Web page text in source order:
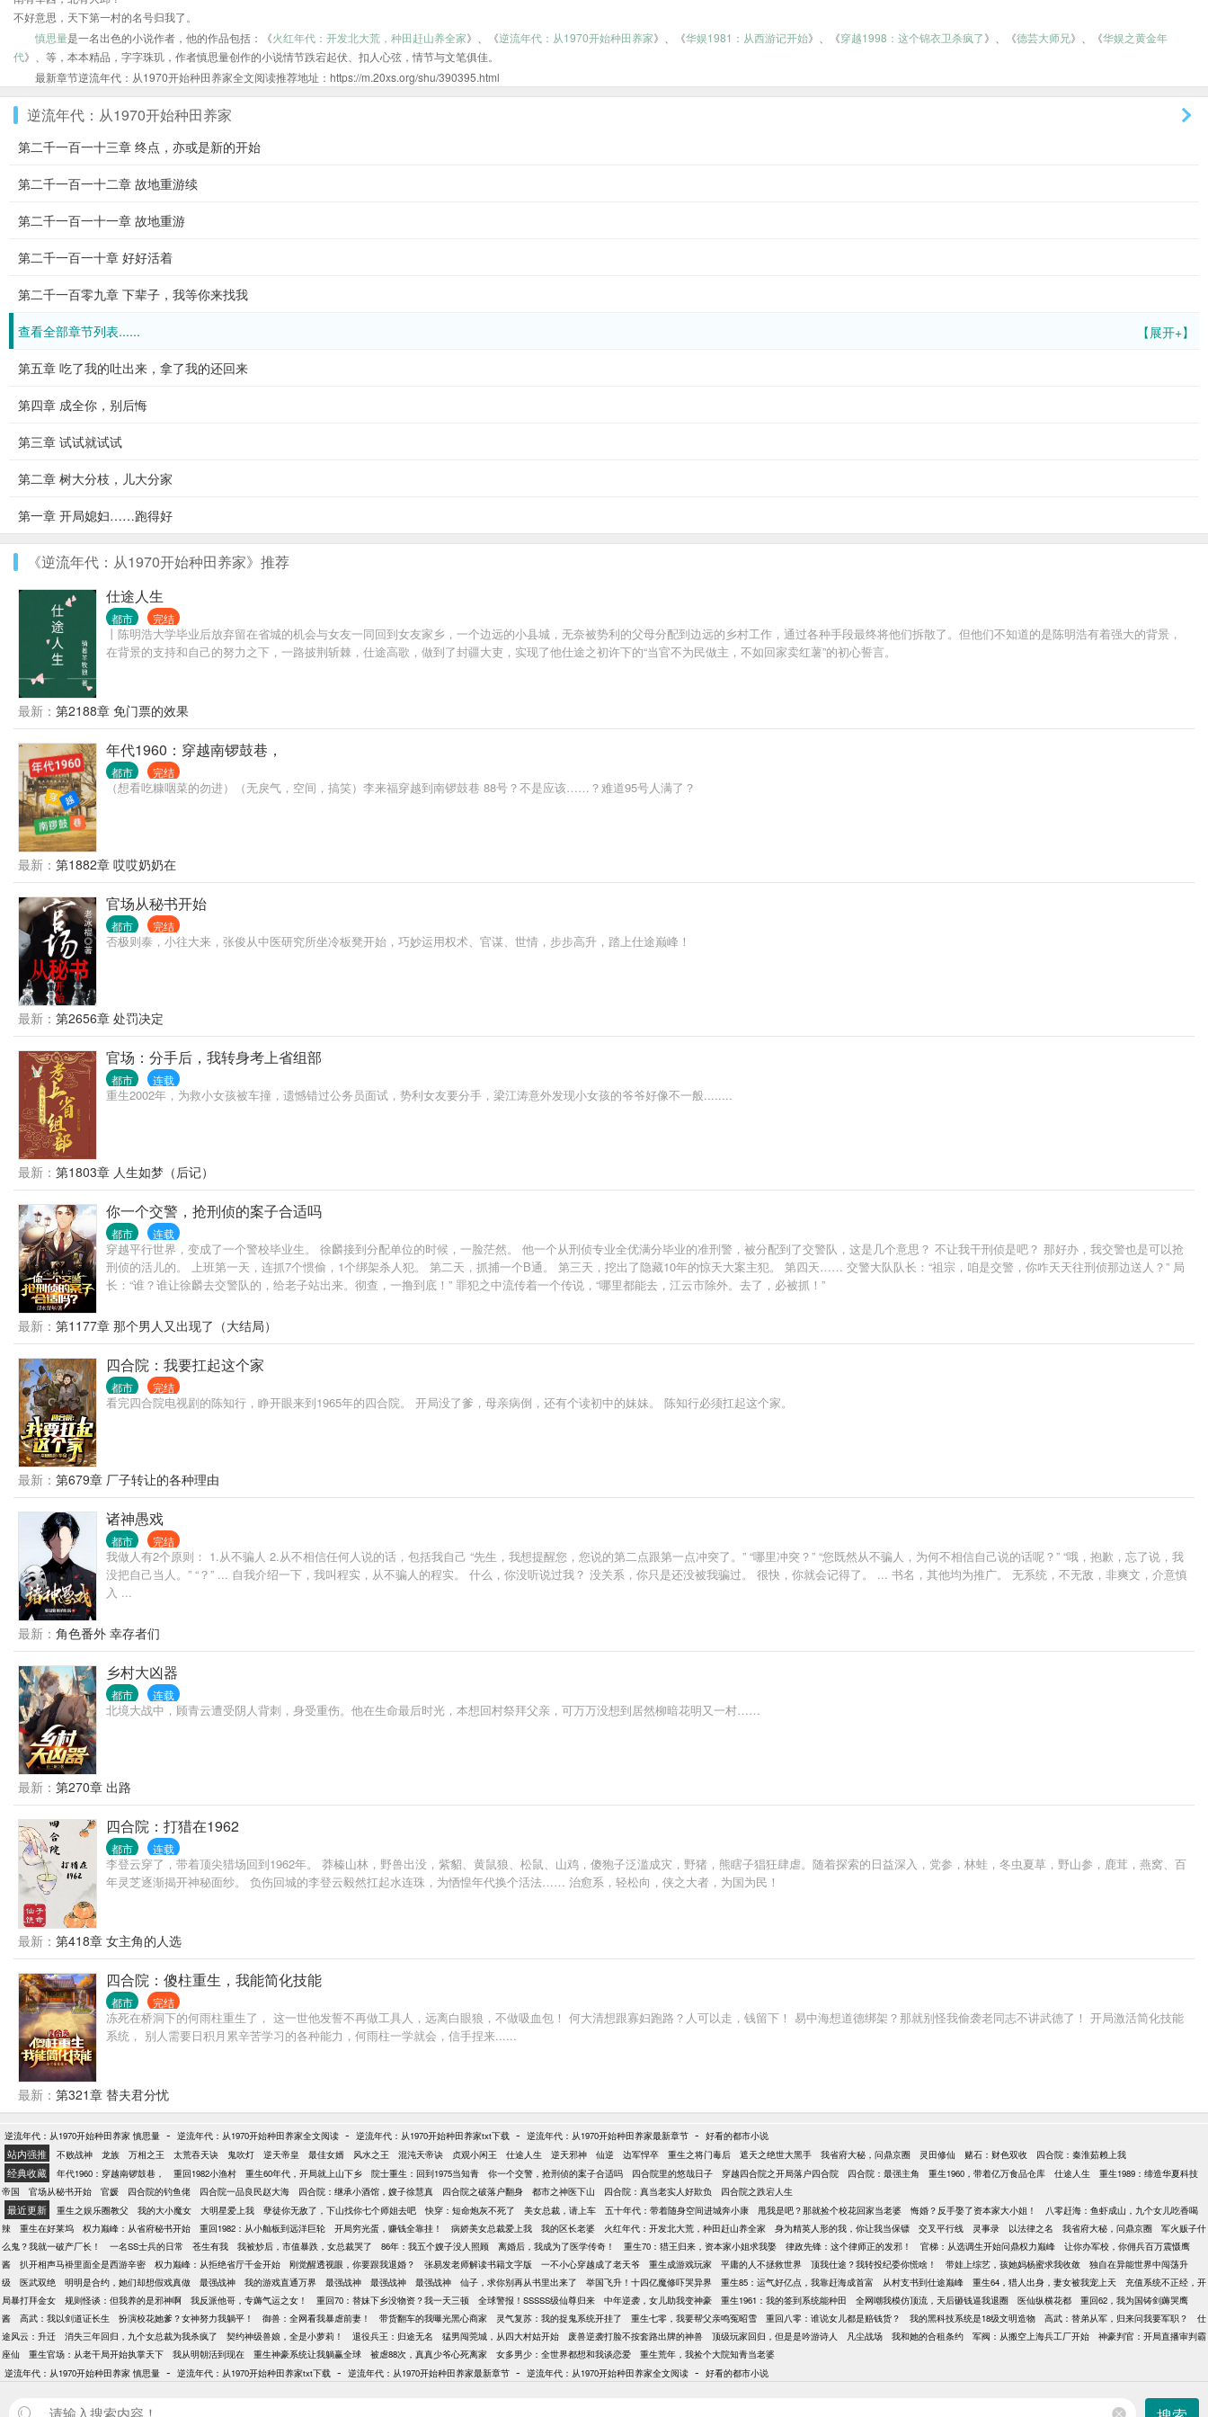
不好意思，天下第一村的名号归我了。
慎思量是一名出色的小说作者，他的作品包括：《火红年代：开发北大荒，种田赶山养全家》、《逆流年代：从1970开始种田养家》、《华娱1981：从西游记开始》、《穿越1998：这个锦衣卫杀疯了》、《德芸大师兄》、《华娱之黄金年
代》、等，本本精品，字字珠玑，作者慎思量创作的小说情节跌宕起伏、扣人心弦，情节与文笔俱佳。
最新章节逆流年代：从1970开始种田养家全文阅读推荐地址：https://m.20xs.org/shu/390395.html
逆流年代：从1970开始种田养家
第二千一百一十三章 终点，亦或是新的开始
第二千一百一十二章 故地重游续
第二千一百一十一章 故地重游
第二千一百一十章 好好活着
第二千一百零九章 下辈子，我等你来找我
【展开+】
查看全部章节列表......
第五章 吃了我的吐出来，拿了我的还回来
第四章 成全你，别后悔
第三章 试试就试试
第二章 树大分枝，儿大分家
第一章 开局媳妇……跑得好
《逆流年代：从1970开始种田养家》推荐
仕途人生
都市 完结
丨陈明浩大学毕业后放弃留在省城的机会与女友一同回到女友家乡，一个边远的小县城，无奈被势利的父母分配到边远的乡村工作，通过各种手段最终将他们拆散了。但他们不知道的是陈明浩有着强大的背景，
在背景的支持和自己的努力之下，一路披荆斩棘，仕途高歌，做到了封疆大吏，实现了他仕途之初许下的“当官不为民做主，不如回家卖红薯”的初心誓言。
最新： 第2188章 免门票的效果
年代1960：穿越南锣鼓巷，
都市 完结
（想看吃糠咽菜的勿进）（无戾气，空间，搞笑）李来福穿越到南锣鼓巷 88号？不是应该……？难道95号人满了？
最新： 第1882章 哎哎奶奶在
官场从秘书开始
都市 完结
否极则泰，小往大来，张俊从中医研究所坐冷板凳开始，巧妙运用权术、官谋、世情，步步高升，踏上仕途巅峰！
最新： 第2656章 处罚决定
官场：分手后，我转身考上省组部
都市 连载
重生2002年，为救小女孩被车撞，遗憾错过公务员面试，势利女友要分手，梁江涛意外发现小女孩的爷爷好像不一般........
最新： 第1803章 人生如梦（后记）
你一个交警，抢刑侦的案子合适吗
都市 连载
穿越平行世界，变成了一个警校毕业生。 徐麟接到分配单位的时候，一脸茫然。 他一个从刑侦专业全优满分毕业的准刑警，被分配到了交警队，这是几个意思？ 不让我干刑侦是吧？ 那好办，我交警也是可以抢
刑侦的活儿的。 上班第一天，连抓7个惯偷，1个绑架杀人犯。 第二天，抓捕一个B通。 第三天，挖出了隐藏10年的惊天大案主犯。 第四天…… 交警大队队长：“祖宗，咱是交警，你咋天天往刑侦那边送人？” 局
长：“谁？谁让徐麟去交警队的，给老子站出来。彻查，一撸到底！” 罪犯之中流传着一个传说，“哪里都能去，江云市除外。去了，必被抓！”
最新： 第1177章 那个男人又出现了（大结局）
四合院：我要扛起这个家
都市 完结
看完四合院电视剧的陈知行，睁开眼来到1965年的四合院。 开局没了爹，母亲病倒，还有个读初中的妹妹。 陈知行必须扛起这个家。
最新： 第679章 厂子转让的各种理由
诸神愚戏
都市 完结
我做人有2个原则： 1.从不骗人 2.从不相信任何人说的话，包括我自己 “先生，我想提醒您，您说的第二点跟第一点冲突了。” “哪里冲突？” “您既然从不骗人，为何不相信自己说的话呢？” “哦，抱歉，忘了说，我
没把自己当人。” “？” ... 自我介绍一下，我叫程实，从不骗人的程实。 什么，你没听说过我？ 没关系，你只是还没被我骗过。 很快，你就会记得了。 ... 书名，其他均为推广。 无系统，不无敌，非爽文，介意慎
入 ...
最新： 角色番外 幸存者们
乡村大凶器
都市 连载
北境大战中，顾青云遭受阴人背刺，身受重伤。他在生命最后时光，本想回村祭拜父亲，可万万没想到居然柳暗花明又一村……
最新： 第270章 出路
四合院：打猎在1962
都市 连载
李登云穿了，带着顶尖猎场回到1962年。 莽榛山林，野兽出没，紫貂、黄鼠狼、松鼠、山鸡，傻狍子泛滥成灾，野猪，熊瞎子猖狂肆虐。随着探索的日益深入，党参，林蛙，冬虫夏草，野山参，鹿茸，燕窝、百
年灵芝逐渐揭开神秘面纱。 负伤回城的李登云毅然扛起水连珠，为恓惶年代换个活法…… 治愈系，轻松向，侠之大者，为国为民！
最新： 第418章 女主角的人选
四合院：傻柱重生，我能简化技能
都市 完结
冻死在桥洞下的何雨柱重生了， 这一世他发誓不再做工具人，远离白眼狼，不做吸血包！ 何大清想跟寡妇跑路？人可以走，钱留下！ 易中海想道德绑架？那就别怪我偷袭老同志不讲武德了！ 开局激活简化技能
系统， 别人需要日积月累辛苦学习的各种能力，何雨柱一学就会，信手捏来......
最新： 第321章 替夫君分忧
逆流年代：从1970开始种田养家 慎思量 - 逆流年代：从1970开始种田养家全文阅读 - 逆流年代：从1970开始种田养家txt下载 - 逆流年代：从1970开始种田养家最新章节 - 好看的都市小说
站内强推 不败战神 龙族 万相之王 太荒吞天诀 鬼吹灯 逆天帝皇 最佳女婿 风水之王 混沌天帝诀 贞观小闲王 仕途人生 逆天邪神 仙逆 边军悍卒 重生之将门毒后 遮天之绝世大黑手 我省府大秘，问鼎京圈 灵田修仙 赌石：财色双收 四合院：秦淮茹赖上我
经典收藏 年代1960：穿越南锣鼓巷， 重回1982小渔村 重生60年代，开局就上山下乡 院士重生：回到1975当知青 你一个交警，抢刑侦的案子合适吗 四合院里的悠哉日子 穿越四合院之开局落户四合院 四合院：最强主角 重生1960，带着亿万食品仓库 仕途人生
重生1989：缔造华夏科技
帝国
官场从秘书开始 官媛 四合院的钓鱼佬 四合院一品良民赵大海 四合院：继承小酒馆，嫂子徐慧真 四合院之破落户翻身 都市之神医下山 四合院：真当老实人好欺负 四合院之跌宕人生
最近更新 重生之娱乐圈教父 我的大小魔女 大明星爱上我 孽徒你无敌了，下山找你七个师姐去吧 快穿：短命炮灰不死了 美女总裁，请上车 五十年代：带着随身空间进城奔小康 甩我是吧？那就捡个校花回家当老婆 悔婚？反手娶了资本家大小姐！
八零赶海：鱼虾成山，九个女儿吃香喝
辣
重生在好莱坞 权力巅峰：从省府秘书开始 重回1982：从小舢板到远洋巨轮 开局穷光蛋，赚钱全靠挂！ 病娇美女总裁爱上我 我的区长老婆 火红年代：开发北大荒，种田赶山养全家 身为精英人形的我，你让我当保镖 交叉平行线 灵事录 以法律之名 我省府大秘，问鼎京圈
军火贩子什
么鬼？我就一破产厂长！
一名SS士兵的日常 苍生有我 我被炒后，市值暴跌，女总裁哭了 86年：我五个嫂子没人照顾 离婚后，我成为了医学传奇！ 重生70：猎王归来，资本家小姐求我娶 律政先锋：这个律师正的发邪！ 官梯：从选调生开始问鼎权力巅峰
让你办军校，你佣兵百万震慑鹰
酱
扒开相声马褂里面全是西游辛密 权力巅峰：从拒绝省厅千金开始 刚觉醒透视眼，你要跟我退婚？ 张易发老师解读书籍文字版 一不小心穿越成了老天爷 重生成游戏玩家 平庸的人不拯救世界 顶我仕途？我转投纪委你慌啥！ 带娃上综艺，孩她妈杨蜜求我收敛
独自在异能世界中闯荡升
级
医武双绝 明明是合约，她们却想假戏真做 最强战神 我的游戏直通万界 最强战神 最强战神 最强战神 仙子，求你别再从书里出来了 举国飞升！十四亿魔修吓哭异界 重生85：运气好亿点，我靠赶海成首富 从村支书到仕途巅峰 重生64，猎人出身，妻女被我宠上天
充值系统不正经，开
局暴打拜金女
规则怪谈：但我养的是邪神啊 我反派他哥，专薅气运之女！ 重回70：替妹下乡没物资？我一天三顿 全球警报！SSSSS级仙尊归来 中年逆袭，女儿助我变神豪 重生1961：我的签到系统能种田 全网嘲我模仿顶流，天后砸钱逼我退圈 医仙纵横花都
重回62，我为国铸剑薅哭鹰
酱
高武：我以剑道证长生 扮演校花她爹？女神努力我躺平！ 御兽：全网看我暴虐前妻！ 带货翻车的我曝光黑心商家 灵气复苏：我的捉鬼系统开挂了 重生七零，我要帮父亲鸣冤昭雪 重回八零：谁说女儿都是赔钱货？ 我的黑科技系统是18级文明造物 高武：替弟从军，归来问我要军职？
仕
途风云：升迁
消失三年回归，九个女总裁为我杀疯了 契约神级兽娘，全是小萝莉！ 退役兵王：归途无名 猛男闯莞城，从四大村姑开始 废兽逆袭打脸不按套路出牌的神兽 顶级玩家回归，但是是吟游诗人 凡尘战场 我和她的合租条约 军阀：从搬空上海兵工厂开始
神豪判官：开局直播审判霸
座仙
重生官场：从老干局开始执掌天下 我从明朝活到现在 重生神豪系统让我躺赢全球 被虐88次，真真少爷心死离家 女多男少：全世界都想和我谈恋爱
重生荒年，我捡个大院知青当老婆
逆流年代：从1970开始种田养家 慎思量 - 逆流年代：从1970开始种田养家txt下载 - 逆流年代：从1970开始种田养家最新章节 - 逆流年代：从1970开始种田养家全文阅读 - 好看的都市小说